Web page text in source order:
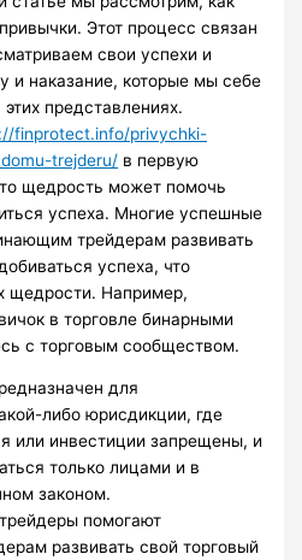
Этот процесс связан
свои успехи и
и наказание, которые мы себе
представлениях.
finprotect.info/privychki-
trejderu/ в первую
щедрость может помочь
успеха. Многие успешные
трейдерам развивать
успеха, что
щедрости. Например,
в торговле бинарными
с торговым сообществом.
для
либо юрисдикции, где
или инвестиции запрещены, и
только лицами и в
законом.
помогают
развивать свой торговый